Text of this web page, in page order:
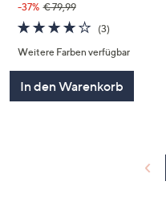
-37% € 79,99
4.0
von
5
(3)3
Weitere Farben verfügbar
In den Warenkorb